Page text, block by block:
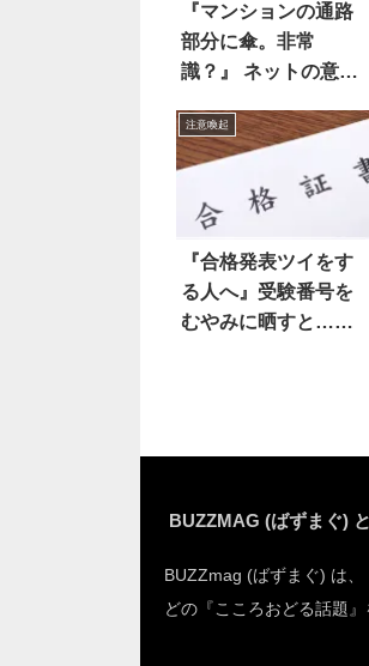
『マンションの通路
部分に傘。非常
識？』 ネットの意見
注意喚起
『合格発表ツイをす
る人へ』受験番号を
むやみに晒すと…恐
BUZZMAG (ばずまぐ)
BUZZmag (ばずまぐ) は
どの『こころおどる話題